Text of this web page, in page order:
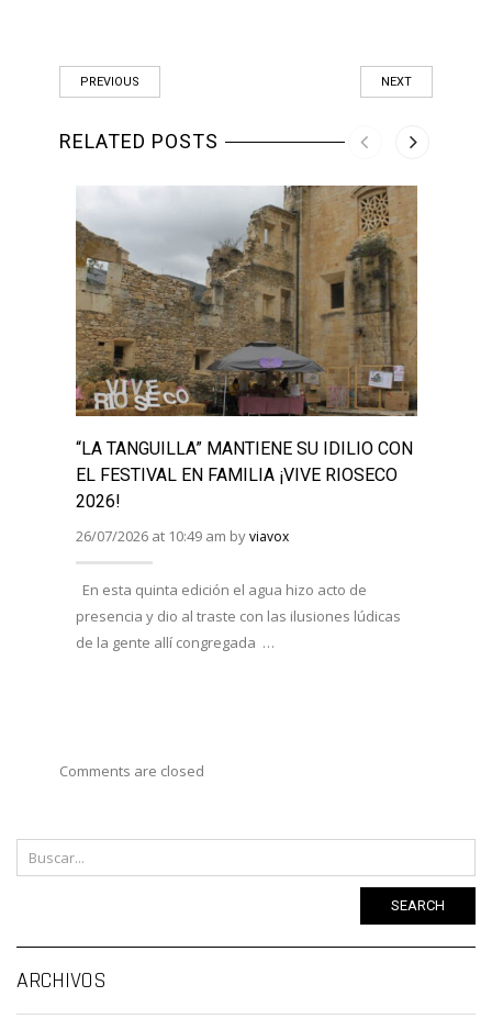
PREVIOUS NEXT
RELATED POSTS
“LA TANGUILLA” MANTIENE SU IDILIO CON
EL FESTIVAL EN FAMILIA ¡VIVE RIOSECO
2026!
26/07/2026 at 10:49 am byviavox
En esta quinta edición el agua hizo acto de
presencia y dio al traste con las ilusiones lúdicas
de la gente allí congregada …
Comments are closed
SEARCH
ARCHIVOS